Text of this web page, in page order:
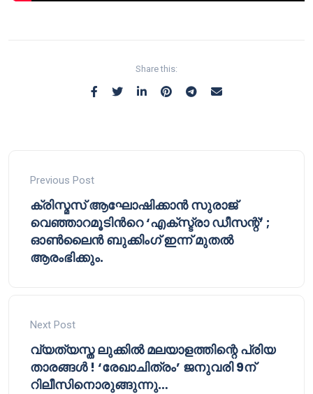
Share this:
Previous Post
ക്രിസ്മസ് ആഘോഷിക്കാൻ സുരാജ്
വെഞ്ഞാറമൂടിൻറെ ‘എക്സ്ട്രാ ഡീസന്റ്’ ;
ഓൺലൈൻ ബുക്കിംഗ് ഇന്ന് മുതൽ
ആരംഭിക്കും.
Next Post
വ്യത്യസ്ത ലുക്കിൽ മലയാളത്തിന്റെ പ്രിയ
താരങ്ങൾ ! ‘രേഖാചിത്രം’ ജനുവരി 9ന്
റിലീസിനൊരുങ്ങുന്നു…